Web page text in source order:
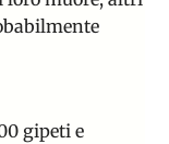
gipeti e